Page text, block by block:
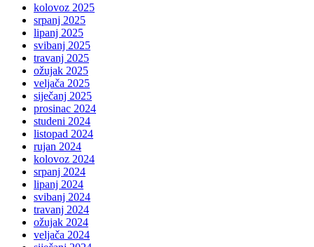
kolovoz 2025
srpanj 2025
lipanj 2025
svibanj 2025
travanj 2025
ožujak 2025
veljača 2025
siječanj 2025
prosinac 2024
studeni 2024
listopad 2024
rujan 2024
kolovoz 2024
srpanj 2024
lipanj 2024
svibanj 2024
travanj 2024
ožujak 2024
veljača 2024